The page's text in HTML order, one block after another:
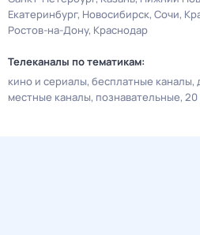
Екатеринбург Новосибирск Сочи
Ростов-на-Дону Краснодар
Телеканалы по тематикам:
кино и сериалы бесплатные каналы
местные каналы познавательные 20